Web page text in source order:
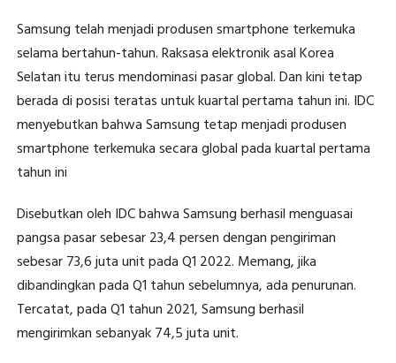
Samsung telah menjadi produsen smartphone terkemuka
selama bertahun-tahun. Raksasa elektronik asal Korea
Selatan itu terus mendominasi pasar global. Dan kini tetap
berada di posisi teratas untuk kuartal pertama tahun ini. IDC
menyebutkan bahwa Samsung tetap menjadi produsen
smartphone terkemuka secara global pada kuartal pertama
tahun ini
Disebutkan oleh IDC bahwa Samsung berhasil menguasai
pangsa pasar sebesar 23,4 persen dengan pengiriman
sebesar 73,6 juta unit pada Q1 2022. Memang, jika
dibandingkan pada Q1 tahun sebelumnya, ada penurunan.
Tercatat, pada Q1 tahun 2021, Samsung berhasil
mengirimkan sebanyak 74,5 juta unit.